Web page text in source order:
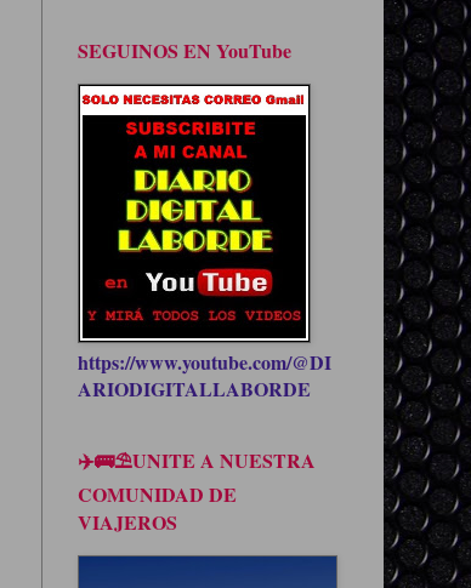
SEGUINOS EN YouTube
https://www.youtube.com/@DI
ARIODIGITALLABORDE
✈️🚌⛱UNITE A NUESTRA
COMUNIDAD DE
VIAJEROS